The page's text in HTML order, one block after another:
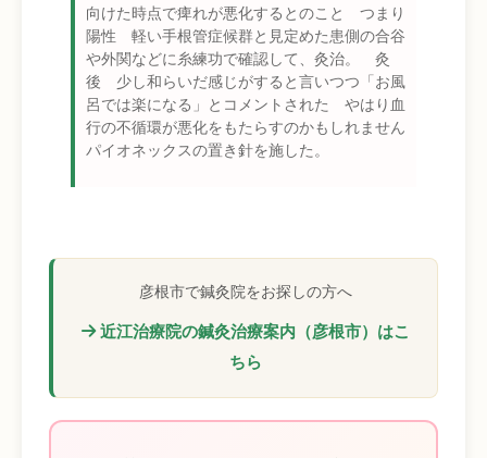
向けた時点で痺れが悪化するとのこと つまり
陽性 軽い手根管症候群と見定めた患側の合谷
や外関などに糸練功で確認して、灸治。 灸
後 少し和らいだ感じがすると言いつつ「お風
呂では楽になる」とコメントされた やはり血
行の不循環が悪化をもたらすのかもしれません
パイオネックスの置き針を施した。
彦根市で鍼灸院をお探しの方へ
近江治療院の鍼灸治療案内（彦根市）はこ
ちら